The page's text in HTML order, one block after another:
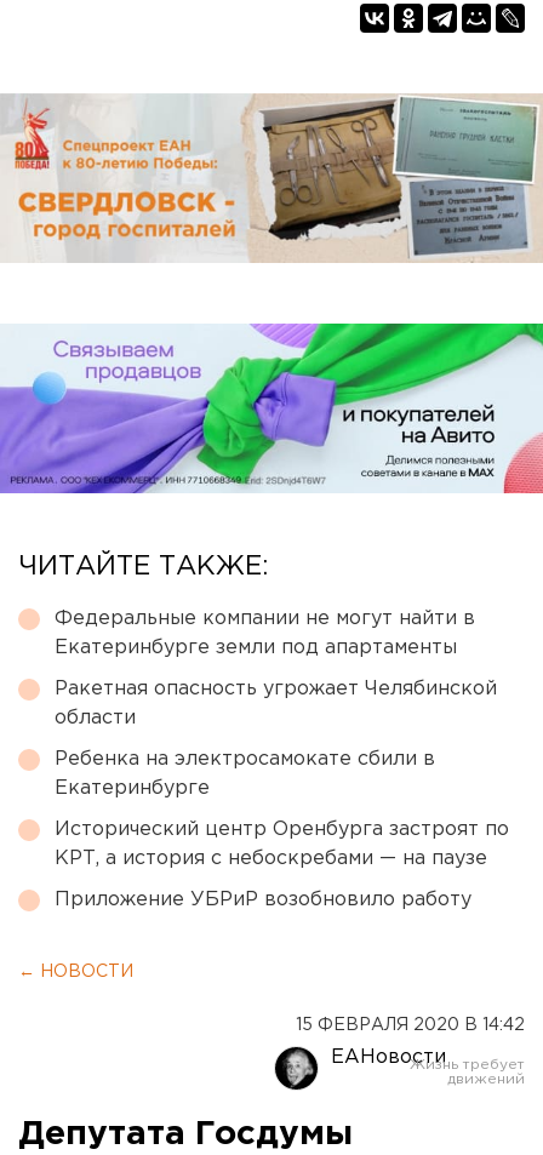
ЧИТАЙТЕ ТАКЖЕ:
Федеральные компании не могут найти в
Екатеринбурге земли под апартаменты
Ракетная опасность угрожает Челябинской
области
Ребенка на электросамокате сбили в
Екатеринбурге
Исторический центр Оренбурга застроят по
КРТ, а история с небоскребами — на паузе
Приложение УБРиР возобновило работу
← НОВОСТИ
15 ФЕВРАЛЯ 2020 В 14:42
ЕАНовости
Депутата Госдумы